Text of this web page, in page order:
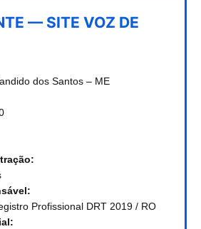
— SITE VOZ DE
dos Santos – ME
Profissional DRT 2019 / RO